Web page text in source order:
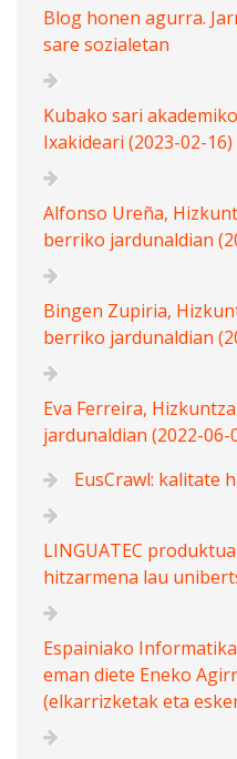
Blog honen agurra.
sare sozialetan
Kubako sari
Ixakideari (2023-02-16)
Alfonso Ureña,
berriko jardunaldian
Bingen Zupiria,
berriko jardunaldian
Eva Ferreira,
jardunaldian (2022-06-
EusCrawl: kalitate
LINGUATEC
hitzarmena lau
Espainiako
eman diete Eneko
(elkarrizketak eta